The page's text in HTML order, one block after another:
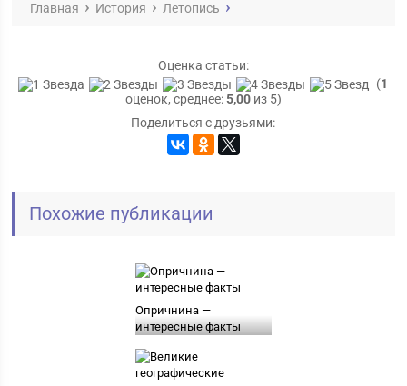
Главная История Летопись
Оценка статьи:
(1
оценок, среднее:5,00из 5)
Поделиться с друзьями:
Похожие публикации
Опричнина —
интересные факты